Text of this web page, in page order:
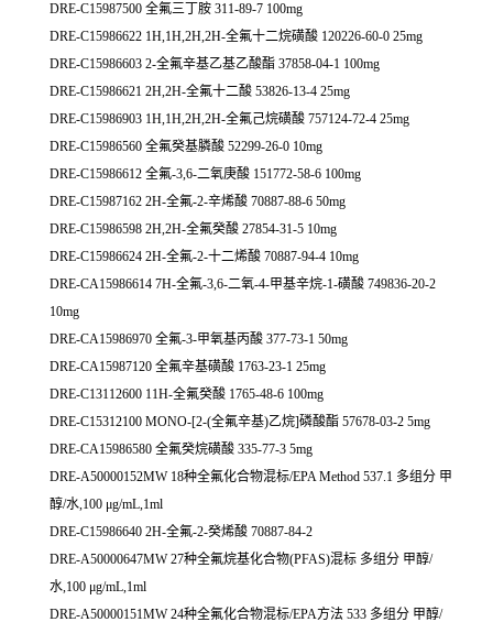
DRE-C15987500 全氟三丁胺 311-89-7 100mg
DRE-C15986622 1H,1H,2H,2H-全氟十二烷磺酸 120226-60-0 25mg
DRE-C15986603 2-全氟辛基乙基乙酸酯 37858-04-1 100mg
DRE-C15986621 2H,2H-全氟十二酸 53826-13-4 25mg
DRE-C15986903 1H,1H,2H,2H-全氟己烷磺酸 757124-72-4 25mg
DRE-C15986560 全氟癸基膦酸 52299-26-0 10mg
DRE-C15986612 全氟-3,6-二氧庚酸 151772-58-6 100mg
DRE-C15987162 2H-全氟-2-辛烯酸 70887-88-6 50mg
DRE-C15986598 2H,2H-全氟癸酸 27854-31-5 10mg
DRE-C15986624 2H-全氟-2-十二烯酸 70887-94-4 10mg
DRE-CA15986614 7H-全氟-3,6-二氧-4-甲基辛烷-1-磺酸 749836-20-2
10mg
DRE-CA15986970 全氟-3-甲氧基丙酸 377-73-1 50mg
DRE-CA15987120 全氟辛基磺酸 1763-23-1 25mg
DRE-C13112600 11H-全氟癸酸 1765-48-6 100mg
DRE-C15312100 MONO-[2-(全氟辛基)乙烷]磷酸酯 57678-03-2 5mg
DRE-CA15986580 全氟癸烷磺酸 335-77-3 5mg
DRE-A50000152MW 18种全氟化合物混标/EPA Method 537.1 多组分 甲
醇/水,100 μg/mL,1ml
DRE-C15986640 2H-全氟-2-癸烯酸 70887-84-2
DRE-A50000647MW 27种全氟烷基化合物(PFAS)混标 多组分 甲醇/
水,100 μg/mL,1ml
DRE-A50000151MW 24种全氟化合物混标/EPA方法 533 多组分 甲醇/